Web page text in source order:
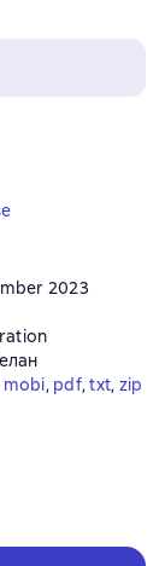
2023
mobi, pdf, txt, zip